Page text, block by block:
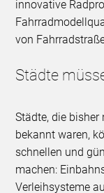
innovative
von
Städte
Städte, die
bekannt waren,
schnellen und
machen:
Verleihsysteme